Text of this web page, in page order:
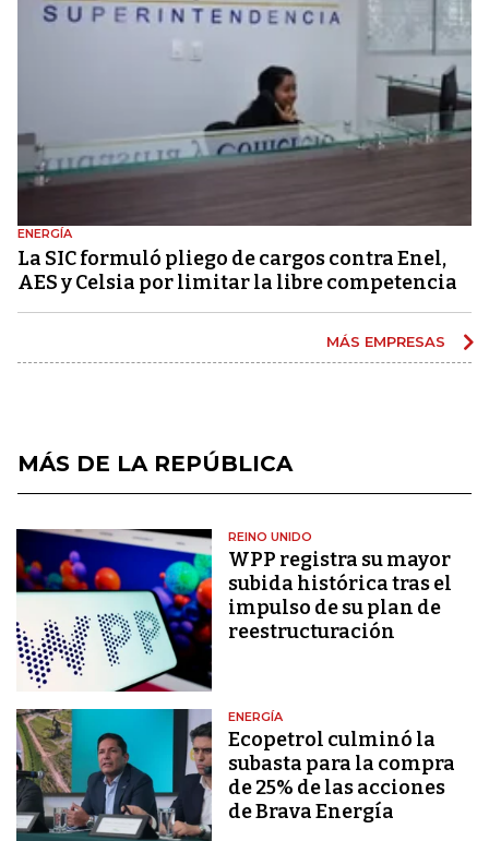
ENERGÍA
La SIC formuló pliego de cargos contra Enel,
AES y Celsia por limitar la libre competencia
MÁS EMPRESAS
MÁS DE LA REPÚBLICA
REINO UNIDO
WPP registra su mayor
subida histórica tras el
impulso de su plan de
reestructuración
ENERGÍA
Ecopetrol culminó la
subasta para la compra
de 25% de las acciones
de Brava Energía